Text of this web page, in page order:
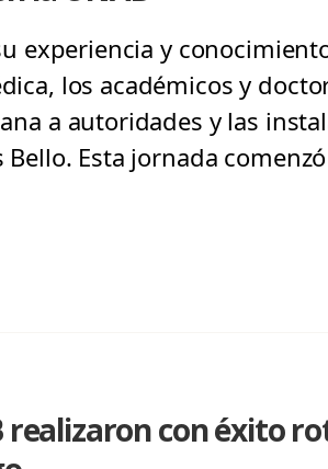
experiencia y
los académicos y
a autoridades y las
Bello. Esta jornada
realizaron con éxito